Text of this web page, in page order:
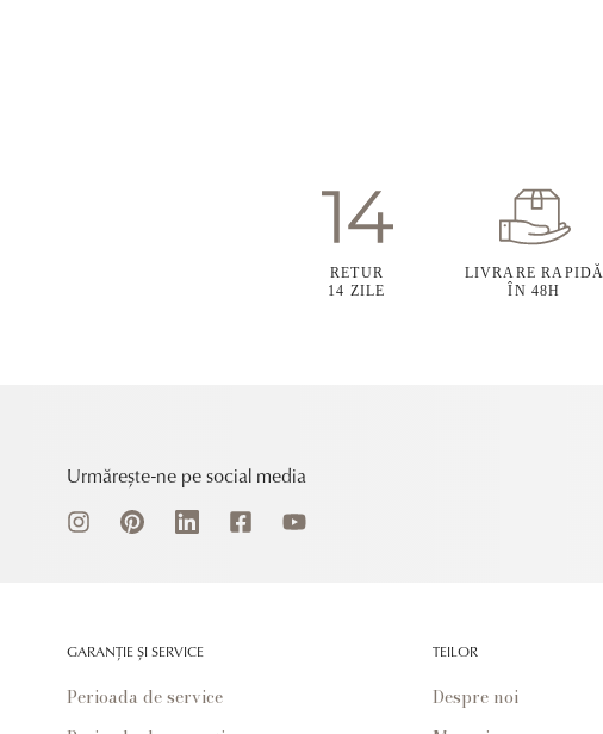
RETUR
14 ZILE
LIVRARE RAPIDĂ
ÎN 48H
Urmărește-ne pe social media
GARANȚIE ȘI SERVICE
Perioada de service
TEILOR
Despre noi